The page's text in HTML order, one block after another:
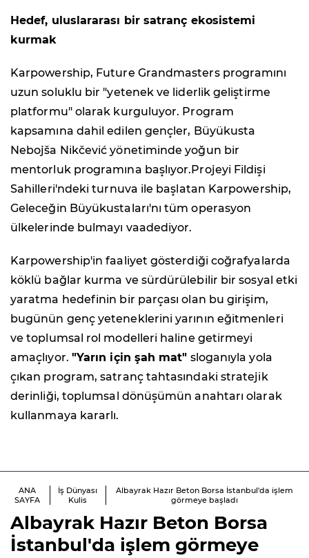
Hedef, uluslararası bir satranç ekosistemi
kurmak
Karpowership, Future Grandmasters programını
uzun soluklu bir "yetenek ve liderlik geliştirme
platformu" olarak kurguluyor. Program
kapsamına dahil edilen gençler, Büyükusta
Nebojša Nikčević yönetiminde yoğun bir
mentorluk programına başlıyor.Projeyi Fildişi
Sahilleri'ndeki turnuva ile başlatan Karpowership,
Geleceğin Büyükustaları'nı tüm operasyon
ülkelerinde bulmayı vaadediyor.
Karpowership'in faaliyet gösterdiği coğrafyalarda
köklü bağlar kurma ve sürdürülebilir bir sosyal etki
yaratma hedefinin bir parçası olan bu girişim,
bugünün genç yeteneklerini yarının eğitmenleri
ve toplumsal rol modelleri haline getirmeyi
amaçlıyor. "Yarın için şah mat" sloganıyla yola
çıkan program, satranç tahtasındaki stratejik
derinliği, toplumsal dönüşümün anahtarı olarak
kullanmaya kararlı.
ANA
SAYFA
İş Dünyası
Kulis
Albayrak Hazır Beton Borsa İstanbul'da işlem
görmeye başladı
Albayrak Hazır Beton Borsa
İstanbul'da işlem görmeye